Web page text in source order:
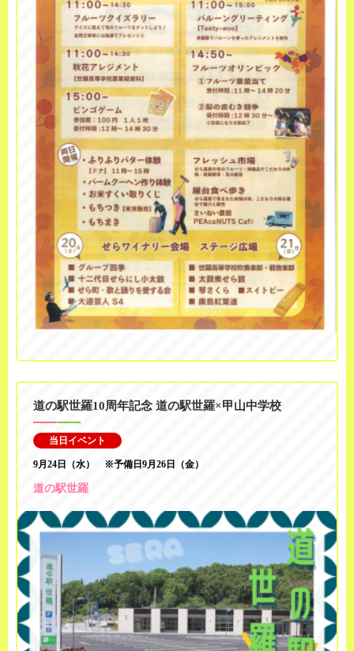
道の駅世羅10周年記念 道の駅世羅×甲山中学校
当日イベント
9月24日（水） ※予備日9月26日（金）
道の駅世羅